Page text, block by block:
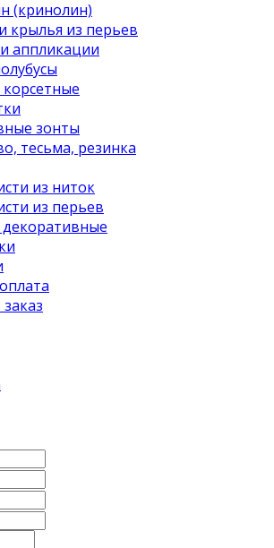
(кринолин)
крылья из перьев
аппликации
зонты
тесьма, резинка
из ниток
из перьев